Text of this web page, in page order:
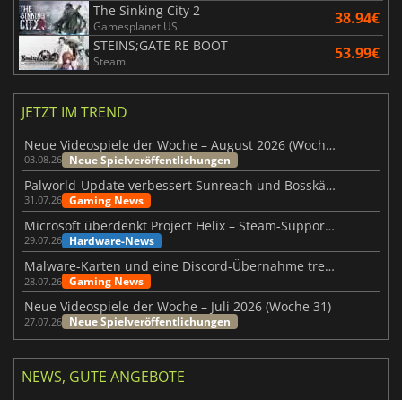
The Sinking City 2
Gamesplanet US 38.94€
STEINS;GATE RE BOOT
Steam 53.99€
JETZT IM TREND
Neue Videospiele der Woche – August 2026 (Woche 32)
03.08.26 Neue Spielveröffentlichungen
Palworld-Update verbessert Sunreach und Bosskämpfe deutlich
31.07.26 Gaming News
Microsoft überdenkt Project Helix – Steam-Support gefährdet
29.07.26 Hardware-News
Malware-Karten und eine Discord-Übernahme treffen Meccha Chameleon
28.07.26 Gaming News
Neue Videospiele der Woche – Juli 2026 (Woche 31)
27.07.26 Neue Spielveröffentlichungen
NEWS, GUTE ANGEBOTE